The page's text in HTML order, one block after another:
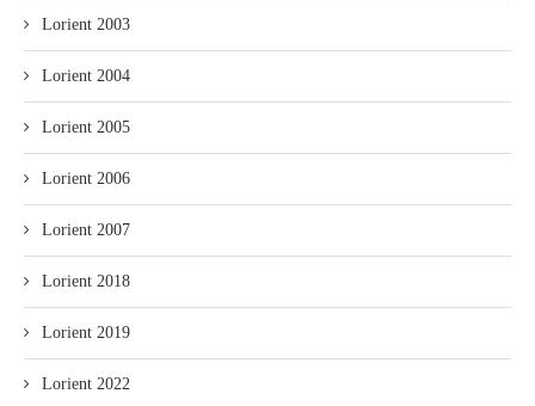
Lorient 2003
Lorient 2004
Lorient 2005
Lorient 2006
Lorient 2007
Lorient 2018
Lorient 2019
Lorient 2022